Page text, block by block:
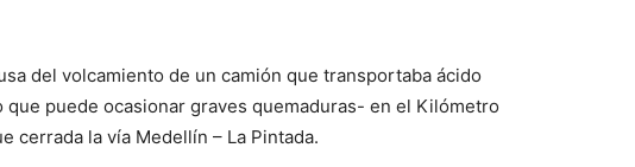
del volcamiento de un camión que transportaba ácido
puede ocasionar graves quemaduras- en el Kilómetro
cerrada la vía Medellín – La Pintada.